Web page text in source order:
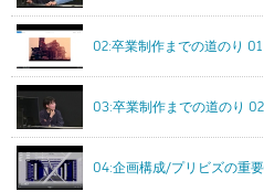
02:卒業制作までの道のり 01
03:卒業制作までの道のり 02
04:企画構成/プリビズの重